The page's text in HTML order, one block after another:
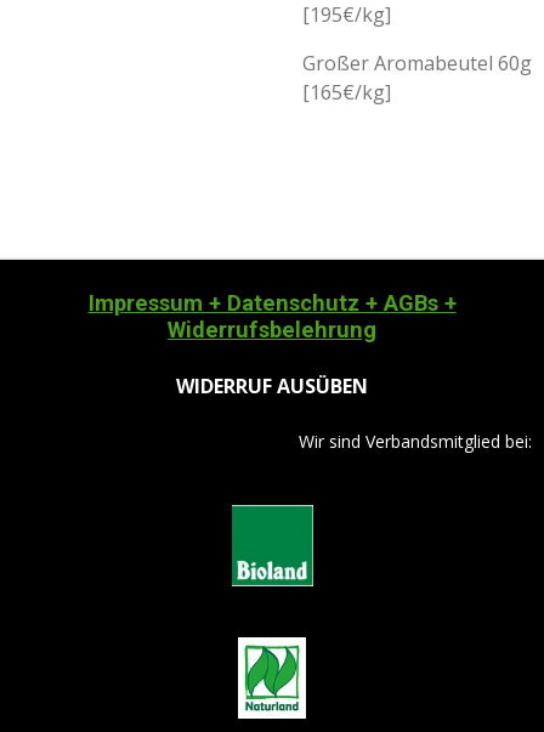
[195€/kg]
Großer Aromabeutel 60g
[165€/kg]
Impressum + Datenschutz + AGBs +
Widerrufsbelehrung
WIDERRUF AUSÜBEN
Wir sind Verbandsmitglied bei: